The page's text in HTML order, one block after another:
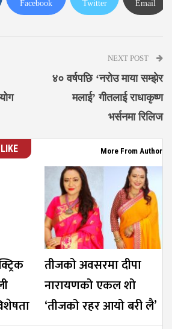
Facebook Twitter Email
NEXT POST
४० वर्षपछि ‘नरोउ माया सम्झेर
मलाई’ गीतलाई राधाकृष्ण
भर्सनमा रिलिज
More From Author
तीजको अवसरमा दीपा
नारायणको एकल शो
‘तीजको रहर आयो बरी लै’